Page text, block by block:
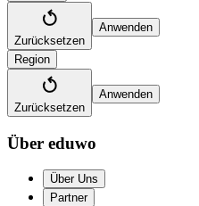
Zurücksetzen
Anwenden
Region
Zurücksetzen
Anwenden
Über eduwo
Über Uns
Partner